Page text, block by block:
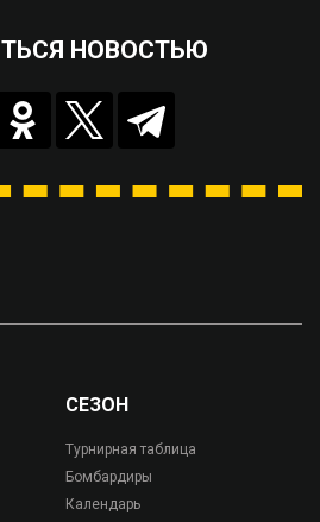
НОВОСТЬЮ
СЕЗОН
Турнирная таблица
Бомбардиры
Календарь